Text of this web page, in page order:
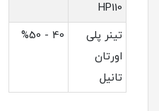
HP110
تینر پلی
اورتان
تانیل
40 - %50